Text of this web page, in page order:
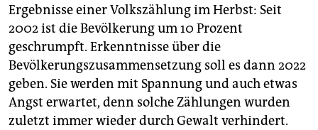
Ergebnisse einer Volkszählung im Herbst: Seit
2002 ist die Bevölkerung um 10 Prozent
geschrumpft. Erkenntnisse über die
Bevölkerungszusammensetzung soll es dann 2022
geben. Sie werden mit Spannung und auch etwas
Angst erwartet, denn solche Zählungen wurden
zuletzt immer wieder durch Gewalt verhindert.